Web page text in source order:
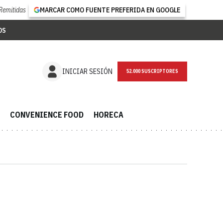
MARCAR COMO FUENTE PREFERIDA EN GOOGLE
INICIAR SESIÓN NEWSLETTER
CONVENIENCE FOOD HORECA